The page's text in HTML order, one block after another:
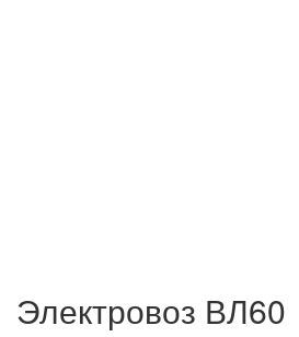
Электровоз ВЛ60